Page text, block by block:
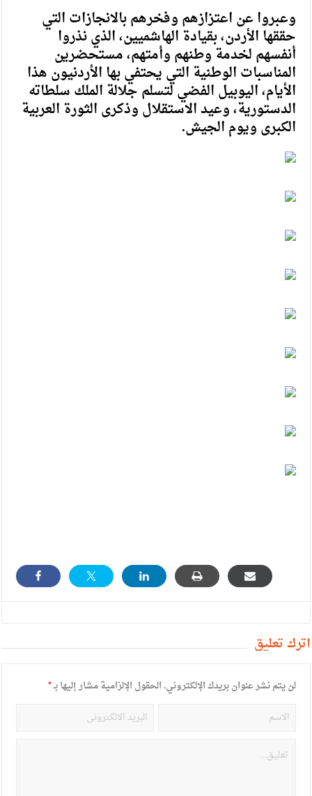
وعبروا عن اعتزازهم وفخرهم بالانجازات التي
حققها الأردن، بقيادة الهاشميين، الذي نذروا
أنفسهم لخدمة وطنهم وأمتهم، مستحضرين
المناسبات الوطنية التي يحتفي بها الأردنيون هذا
الأيام، اليوبيل الفضي لتسلم جلالة الملك سلطاته
الدستورية، وعيد الاستقلال وذكرى الثورة العربية
الكبرى ويوم الجيش.
أترك تعليق
لن يتم نشر عنوان بريدك الإلكتروني.الحقول الإلزامية مشار إليها بـ*